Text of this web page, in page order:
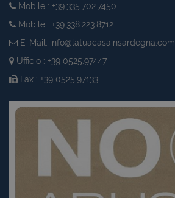
Mobile : +39.335.702.7450
Mobile : +39.338.223.8712
E-Mail: info@latuacasainsardegna.com
Ufficio : +39 0525.97447
Fax : +39 0525.97133